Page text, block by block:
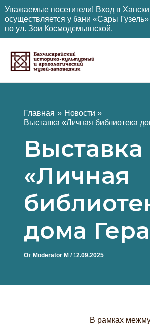
Уважаемые посетители! Вход в
осуществляется у бани «Сары
по ул. Зои Космодемьянской.
содержимому
Главная
Новости
Выставка «Личная библиотека
Выставка
«Личная
дома
От Moderator M /12.09.2025
В рамках